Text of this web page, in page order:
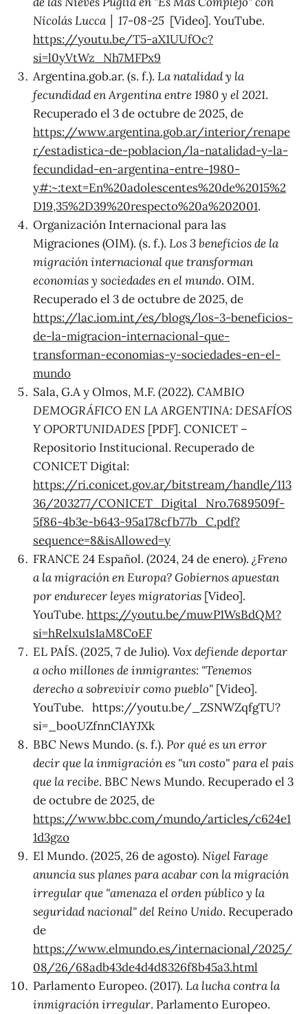
Nicolás Lucca │ 17-08-25 [Video]. YouTube.
https://youtu.be/T5-aX1UUfOc?
si=l0yVtWz_Nh7MFPx9
Argentina.gob.ar. (s. f.). La natalidad y la
fecundidad en Argentina entre 1980 y el 2021.
Recuperado el 3 de octubre de 2025, de
https://www.argentina.gob.ar/interior/renape
r/estadistica-de-poblacion/la-natalidad-y-la-
fecundidad-en-argentina-entre-1980-
y#:~:text=En%20adolescentes%20de%2015%2
D19,35%2D39%20respecto%20a%202001.
Organización Internacional para las
Migraciones (OIM). (s. f.). Los 3 beneficios de la
migración internacional que transforman
economías y sociedades en el mundo. OIM.
Recuperado el 3 de octubre de 2025, de
https://lac.iom.int/es/blogs/los-3-beneficios-
de-la-migracion-internacional-que-
transforman-economias-y-sociedades-en-el-
mundo
Sala, G.A y Olmos, M.F. (2022). CAMBIO
DEMOGRÁFICO EN LA ARGENTINA: DESAFÍOS
Y OPORTUNIDADES [PDF]. CONICET –
Repositorio Institucional. Recuperado de
CONICET Digital:
https://ri.conicet.gov.ar/bitstream/handle/113
36/203277/CONICET_Digital_Nro.7689509f-
5f86-4b3e-b643-95a178cfb77b_C.pdf?
sequence=8&isAllowed=y
FRANCE 24 Español. (2024, 24 de enero). ¿Freno
a la migración en Europa? Gobiernos apuestan
por endurecer leyes migratorias [Video].
YouTube. https://youtu.be/muwP1WsBdQM?
si=hRelxu1s1aM8CoEF
EL PAÍS. (2025, 7 de Julio). Vox defiende deportar
a ocho millones de inmigrantes: "Tenemos
derecho a sobrevivir como pueblo" [Video].
YouTube. https://youtu.be/_ZSNWZqfgTU?
si=_booUZfnnClAYJXk
BBC News Mundo. (s. f.). Por qué es un error
decir que la inmigración es "un costo" para el país
que la recibe. BBC News Mundo. Recuperado el 3
de octubre de 2025, de
https://www.bbc.com/mundo/articles/c624e1
1d3gzo
El Mundo. (2025, 26 de agosto). Nigel Farage
anuncia sus planes para acabar con la migración
irregular que "amenaza el orden público y la
seguridad nacional" del Reino Unido. Recuperado
de
https://www.elmundo.es/internacional/2025/
08/26/68adb43de4d4d8326f8b45a3.html
Parlamento Europeo. (2017). La lucha contra la
inmigración irregular. Parlamento Europeo.